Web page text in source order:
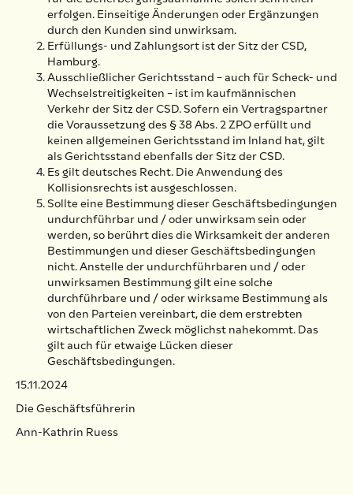
erfolgen. Einseitige Änderungen oder Ergänzungen
durch den Kunden sind unwirksam.
Erfüllungs- und Zahlungsort ist der Sitz der CSD,
Hamburg.
Ausschließlicher Gerichtsstand – auch für Scheck- und
Wechselstreitigkeiten – ist im kaufmännischen
Verkehr der Sitz der CSD. Sofern ein Vertragspartner
die Voraussetzung des § 38 Abs. 2 ZPO erfüllt und
keinen allgemeinen Gerichtsstand im Inland hat, gilt
als Gerichtsstand ebenfalls der Sitz der CSD.
Es gilt deutsches Recht. Die Anwendung des
Kollisionsrechts ist ausgeschlossen.
Sollte eine Bestimmung dieser Geschäftsbedingungen
undurchführbar und / oder unwirksam sein oder
werden, so berührt dies die Wirksamkeit der anderen
Bestimmungen und dieser Geschäftsbedingungen
nicht. Anstelle der undurchführbaren und / oder
unwirksamen Bestimmung gilt eine solche
durchführbare und / oder wirksame Bestimmung als
von den Parteien vereinbart, die dem erstrebten
wirtschaftlichen Zweck möglichst nahekommt. Das
gilt auch für etwaige Lücken dieser
Geschäftsbedingungen.
15.11.2024
Die Geschäftsführerin
Ann-Kathrin Ruess